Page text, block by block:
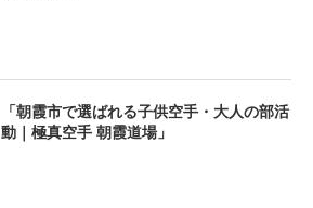
「朝霞市で選ばれる子供空手・大人の部活
動｜極真空手 朝霞道場」